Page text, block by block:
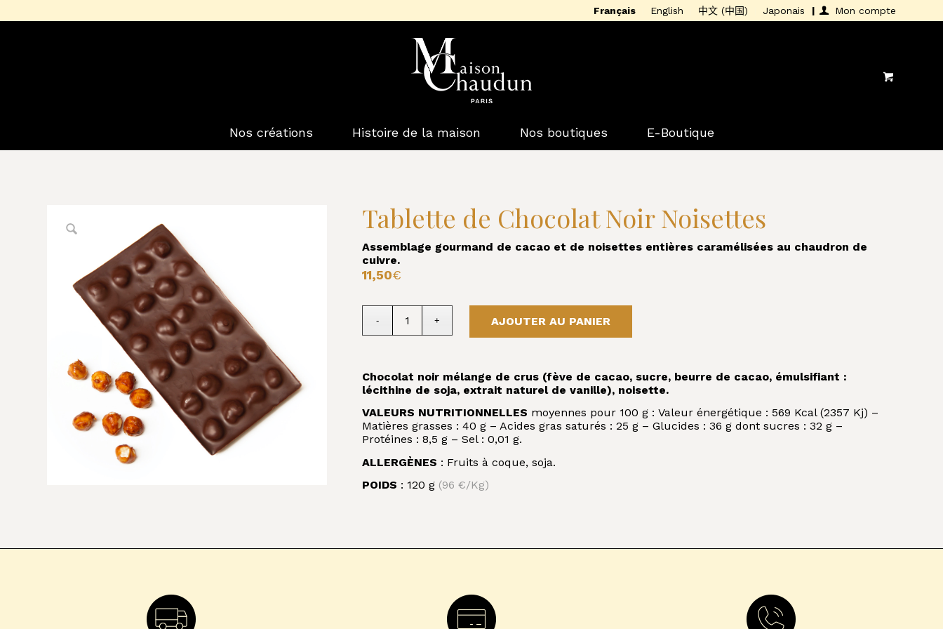
Français English 中文 (中国) Japonais Mon compte
Nos créations Histoire de la maison Nos boutiques E-Boutique
Tablette de Chocolat Noir Noisettes
Assemblage gourmand de cacao et de noisettes entières caramélisées au chaudron de
cuivre.
11,50€
AJOUTER AU PANIER
Chocolat noir mélange de crus (fève de cacao, sucre, beurre de cacao, émulsifiant :
lécithine de soja, extrait naturel de vanille), noisette.
VALEURS NUTRITIONNELLES moyennes pour 100 g : Valeur énergétique : 569 Kcal (2357 Kj) –
Matières grasses : 40 g – Acides gras saturés : 25 g – Glucides : 36 g dont sucres : 32 g –
Protéines : 8,5 g – Sel : 0,01 g.
ALLERGÈNES : Fruits à coque, soja.
POIDS : 120 g (96 €/Kg)